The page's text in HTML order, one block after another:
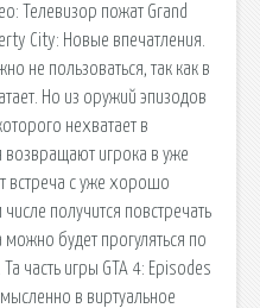
Телевизор пожат Grand
City: Новые впечатления.
не пользоваться, так как в
Но из оружий эпизодов
нехватает в
возвращают игрока в уже
встреча с уже хорошо
получится повстречать
можно будет прогуляться по
часть игры GTA 4: Episodes
в виртуальное